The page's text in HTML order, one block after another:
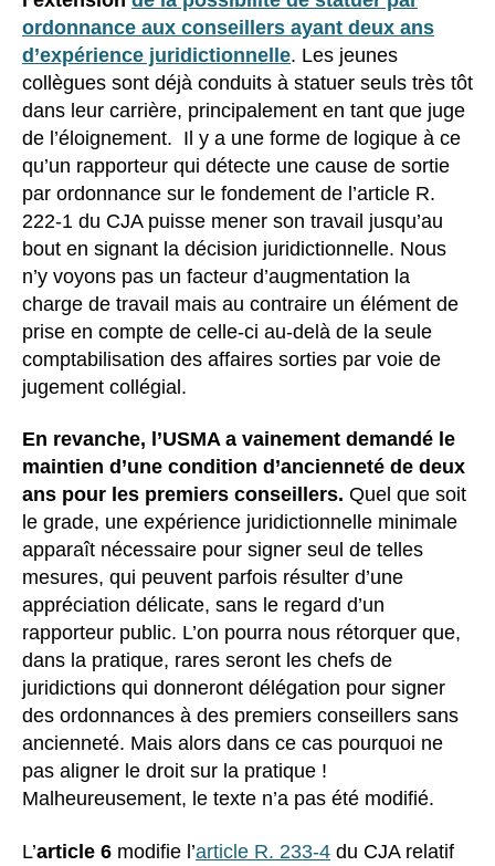
ordonnance aux conseillers ayant deux ans
d’expérience juridictionnelle. Les jeunes
collègues sont déjà conduits à statuer seuls très tôt
dans leur carrière, principalement en tant que juge
de l’éloignement. Il y a une forme de logique à ce
qu’un rapporteur qui détecte une cause de sortie
par ordonnance sur le fondement de l’article R.
222-1 du CJA puisse mener son travail jusqu’au
bout en signant la décision juridictionnelle. Nous
n’y voyons pas un facteur d’augmentation la
charge de travail mais au contraire un élément de
prise en compte de celle-ci au-delà de la seule
comptabilisation des affaires sorties par voie de
jugement collégial.
En revanche, l’USMA a vainement demandé le
maintien d’une condition d’ancienneté de deux
ans pour les premiers conseillers. Quel que soit
le grade, une expérience juridictionnelle minimale
apparaît nécessaire pour signer seul de telles
mesures, qui peuvent parfois résulter d’une
appréciation délicate, sans le regard d’un
rapporteur public. L’on pourra nous rétorquer que,
dans la pratique, rares seront les chefs de
juridictions qui donneront délégation pour signer
des ordonnances à des premiers conseillers sans
ancienneté. Mais alors dans ce cas pourquoi ne
pas aligner le droit sur la pratique !
Malheureusement, le texte n’a pas été modifié.
L’article 6 modifie l’article R. 233-4 du CJA relatif